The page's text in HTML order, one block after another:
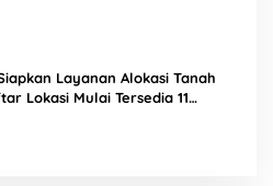
Layanan Alokasi Tanah
Lokasi Mulai Tersedia 11